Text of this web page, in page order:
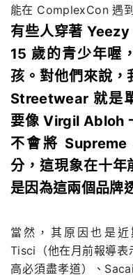
能在 ComplexCon 遇
有些人穿著
15 歲的青少年喔
孩。對他們來說，
Streetwear 就是
要像 Virgil Abloh
不會將
分，這現象在十年
是因為這兩個品牌
當然，其原因也是
Tisci（他在月前報導表
高必須盡孝道）、